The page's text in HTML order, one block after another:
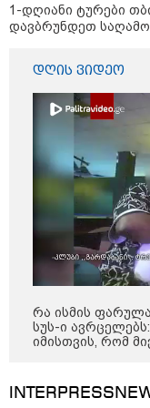
Faceამბები
1-დღიანი ტურები
დავბრუნდეთ
დღის ვიდეო
რა ისმის
სუს-ი
იმისთვის, რომ